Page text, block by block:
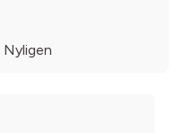
Nyligen